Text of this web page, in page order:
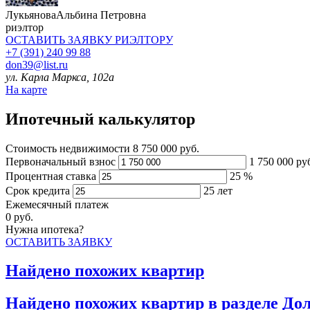
ЛукьяноваАльбина Петровна
риэлтор
ОСТАВИТЬ ЗАЯВКУРИЭЛТОРУ
+7 (391) 240 99 88
don39@list.ru
ул. Карла Маркса, 102а
На карте
Ипотечный калькулятор
Стоимость недвижимости 8 750 000 руб.
Первоначальный взнос
1 750 000
Процентная ставка
25 %
Срок кредита
25 лет
Ежемесячный платеж
0 руб.
Нужна ипотека?
ОСТАВИТЬ ЗАЯВКУ
Найдено похожих квартир
Найдено похожих квартир в разделе